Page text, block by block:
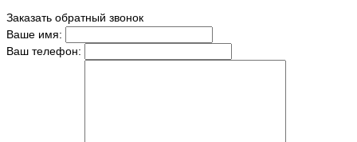
Заказать обратный звонок
Ваше имя:
Ваш телефон: